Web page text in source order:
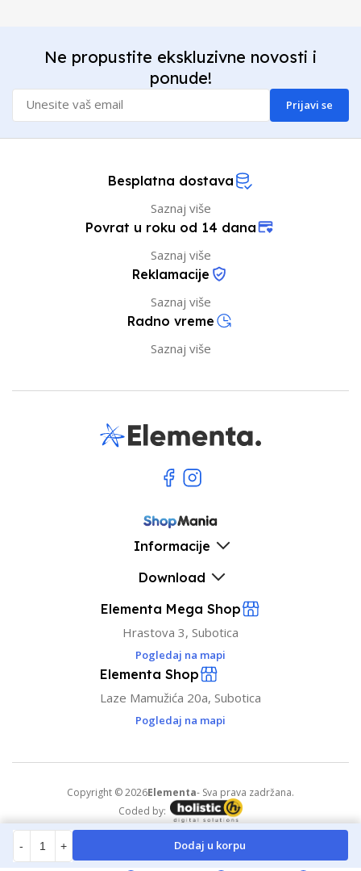
- + Dodaj u korpu
Ne propustite ekskluzivne novosti i
ponude!
Prijavi se
Besplatna dostava
Saznaj više
Povrat u roku od 14 dana
Saznaj više
Reklamacije
Saznaj više
Radno vreme
Saznaj više
Informacije
Download
Elementa Mega Shop
Hrastova 3, Subotica
Pogledaj na mapi
Elementa Shop
Laze Mamužića 20a, Subotica
Pogledaj na mapi
Copyright © 2026Elementa- Sva prava zadržana.
Coded by: